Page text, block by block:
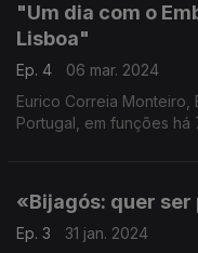
"Um dia com o
Lisboa"
Ep. 4
06 mar. 2024
Eurico Correia Monteiro,
«Bijagós: quer
Ep. 3
31 jan. 2024